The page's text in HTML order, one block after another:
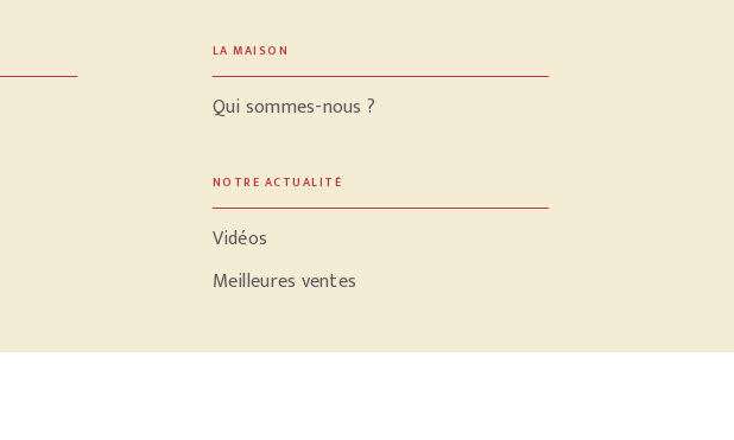
LA MAISON
Qui sommes-nous ?
NOTRE ACTUALITÉ
Vidéos
Meilleures ventes
PROFESSIONNELS